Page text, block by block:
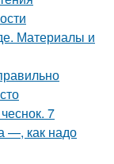
Материалы и
7
—, как надо